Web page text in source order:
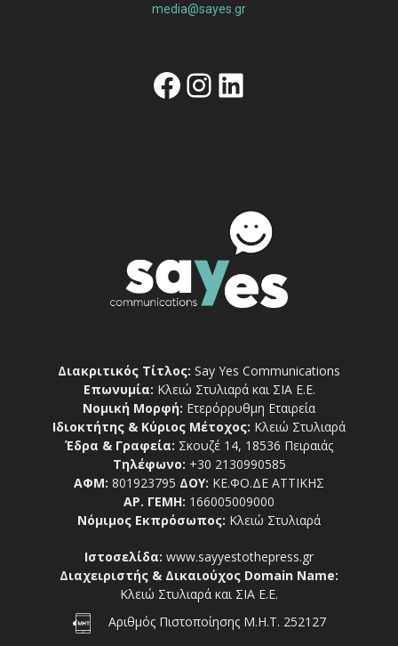
media@sayes.gr
Facebook
Instagram
Linkedin
Διακριτικός Τίτλος: Say Yes Communications
Επωνυμία: Κλειώ Στυλιαρά και ΣΙΑ Ε.Ε.
Νομική Μορφή: Ετερόρρυθμη Εταιρεία
Ιδιοκτήτης & Κύριος Μέτοχος: Κλειώ Στυλιαρά
Έδρα & Γραφεία: Σκουζέ 14, 18536 Πειραιάς
Τηλέφωνο: +30 2130990585
ΑΦΜ: 801923795 ΔΟΥ: ΚΕ.ΦΟ.ΔΕ ΑΤΤΙΚΗΣ
ΑΡ. ΓΕΜΗ: 166005009000
Νόμιμος Εκπρόσωπος: Κλειώ Στυλιαρά
Ιστοσελίδα: www.sayyestothepress.gr
Διαχειριστής & Δικαιούχος Domain Name:
Κλειώ Στυλιαρά και ΣΙΑ Ε.Ε.
Αριθμός Πιστοποίησης Μ.Η.Τ. 252127